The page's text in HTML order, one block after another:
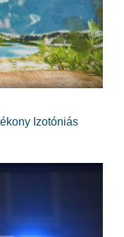
Izotóniás